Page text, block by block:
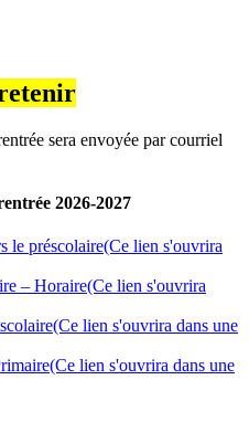
sera envoyée par courriel
2026-2027
le préscolaire(Ce lien s'ouvrira
– Horaire(Ce lien s'ouvrira
(Ce lien s'ouvrira dans une
(Ce lien s'ouvrira dans une